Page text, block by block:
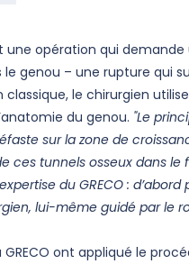
opération qui
genou – une rupture qui
le chirurgien
du genou. "Le
sur la zone de
ces tunnels osseux dans
du GRECO :
lui-même guidé par le
ont appliqué le